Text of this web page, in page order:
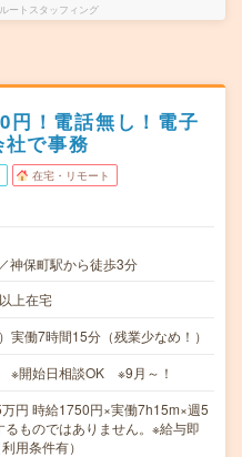
ートスタッフィング
円！電話無し！電子
で事務
在宅・リモート
神保町駅から徒歩3分
上在宅
実働7時間15分（残業少なめ！）
※開始日相談OK ※9月～！
円 時給1750円×実働7h15m×週5
ものではありません。※給与即
用条件有）